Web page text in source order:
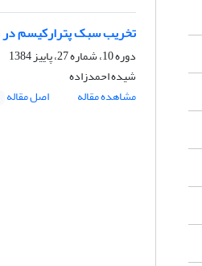
تخریب سبک پترارکیسم در
دوره 10، شماره 27، پاییز 1384
شیده احمدزاده
مشاهده مقاله
اصل مقاله